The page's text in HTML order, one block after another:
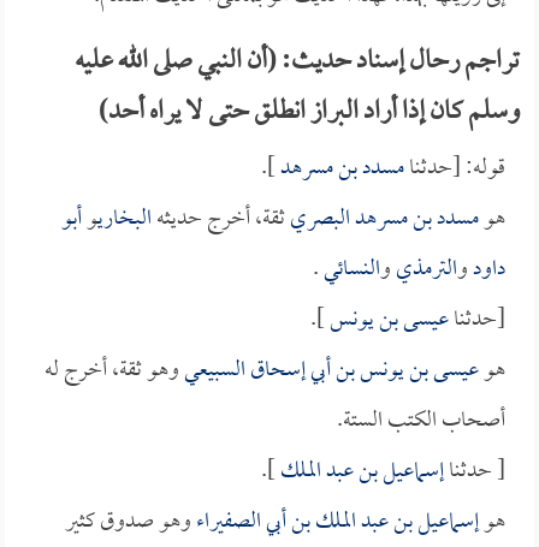
تراجم رحال إسناد حديث: (أن النبي صلى الله عليه
وسلم كان إذا أراد البراز انطلق حتى لا يراه أحد)
قوله: [حدثنامسدد بن مسرهد].
هومسدد بن مسرهد البصريثقة، أخرج حديثهالبخاريوأبو
داودوالترمذيوالنسائي.
[حدثناعيسى بن يونس].
هوعيسى بن يونس بن أبي إسحاق السبيعيوهو ثقة، أخرج له
أصحاب الكتب الستة.
[ حدثناإسماعيل بن عبد الملك].
هوإسماعيل بن عبد الملك بن أبي الصفيراءوهو صدوق كثير